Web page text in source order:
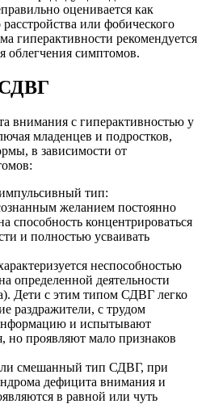
оценивается как
или фобического
гиперактивности рекомендуется
облегчения симптомов.
внимания с гиперактивностью у
младенцев и подростков,
в зависимости от
тип:
желанием постоянно
способность концентрироваться
и полностью усваивать
неспособностью
определенной деятельности
Дети с этим типом СДВГ легко
раздражители, с трудом
и испытывают
но проявляют мало признаков
смешанный тип СДВГ, при
дефицита внимания и
в равной или чуть